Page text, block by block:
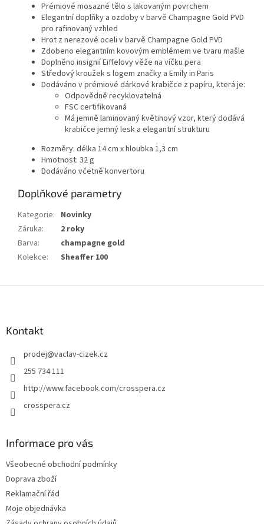
Prémiové mosazné tělo s lakovaným povrchem
Elegantní doplňky a ozdoby v barvě Champagne Gold PVD
pro rafinovaný vzhled
Hrot z nerezové oceli v barvě Champagne Gold PVD
Zdobeno elegantním kovovým emblémem ve tvaru mašle
Doplněno insignií Eiffelovy věže na víčku pera
Středový kroužek s logem značky a Emily in Paris
Dodáváno v prémiové dárkové krabičce z papíru, která je:
Odpovědně recyklovatelná
FSC certifikovaná
Má jemně laminovaný květinový vzor, který dodává
krabičce jemný lesk a elegantní strukturu
Rozměry: délka 14 cm x hloubka 1,3 cm
Hmotnost: 32 g
Dodáváno včetně konvertoru
Doplňkové parametry
Kategorie: Novinky
Záruka:
2 roky
Barva:
champagne gold
Kolekce: Sheaffer 100
Kontakt
prodej@vaclav-cizek.cz
255 734 111
http://www.facebook.com/crosspera.cz
crosspera.cz
Informace pro vás
Všeobecné obchodní podmínky
Doprava zboží
Reklamační řád
Moje objednávka